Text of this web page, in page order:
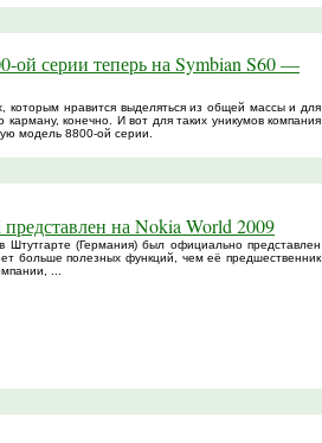
ой серии теперь на Symbian S60 —
которым нравится выделяться из общей массы и для
конечно. И вот для таких уникумов компания
модель 8800-ой серии.
на Nokia World 2009
Штутгарте (Германия) был официально представлен
больше полезных функций, чем её предшественник
...